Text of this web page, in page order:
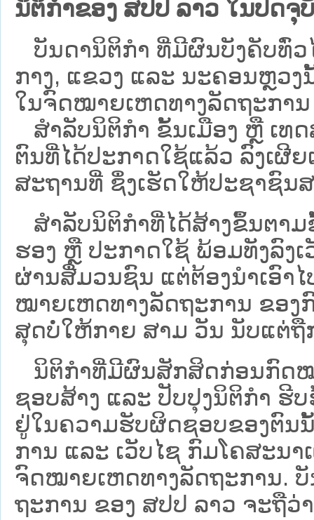
ນິຕິກຳຂອງ ສປປ ລາວ ໃນປັດ
ບັນດານິຕິກໍາ ທີ່ມີຜົນບັງຄັບທົ່
ກາງ, ແຂວງ ແລະ ນະຄອນຫຼວ
ໃນຈົດໝາຍເຫດທາງລັດຖະການ
ສຳລັບນິ​ຕິ​ກຳ ຂັ້ນເມືອງ ຫຼື ເທ
ຕົນທີ່ໄດ້ປະກາດໃຊ້ແລ້ວ ລົງ​ເຜີ
ສະຖານທີ່ ຊຶ່ງເຮັດໃຫ້ປະຊາຊົນສ
ສໍາລັບນິຕິກໍາທີ່ໄດ້ສ້າງຂຶ້ນຕາ
ຮອງ ຫຼື ປະກາດໃຊ້ ພ້ອມທັງລົງ
ຜ່ານສື່ມວນຊົນ ແຕ່ຕ້ອງນໍາເອົາ
ໝາຍ​ເຫດ​ທາງ​ລັດ​ຖະ​ການ​ ຂອ
ສຸດບໍ່ໃຫ້ກາຍ ສາມ ວັນ ນັບແຕ່ຖື
ນິ​ຕິ​ກຳ​ທີ່​ມີ​ຜົນ​ສັກ​ສິດ​ກ່ອນ​ກົດ​ໝ
ຊອບ​ສ້າງ ແລະ ປັບ​ປຸງນິ​ຕິ​ກຳ ຮີ
ຢູ່ໃນຄວາມຮັບຜິດຊອບຂອງຕົນ
ການ ແລະ ເວັບໄຊ​ ກົມໂຄສະນ
ຈົດໝາຍເຫດທາງລັດຖະການ.
ຖະ​ການ ຂອງ ສປ​ປ ລາວ ​ຈະຖື​